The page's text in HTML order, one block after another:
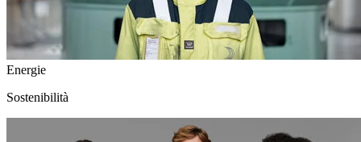
Energie
Sostenibilità